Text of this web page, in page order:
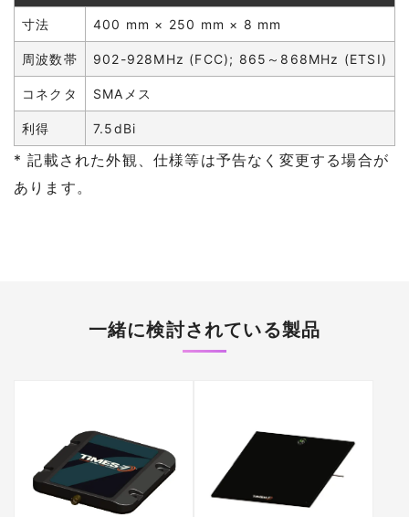
寸法 400 mm × 250 mm × 8 mm
周波数帯 902-928MHz (FCC); 865～868MHz (ETSI)
コネクタ SMAメス
利得 7.5dBi
* 記載された外観、仕様等は予告なく変更する場合が
あります。
一緒に検討されている製品